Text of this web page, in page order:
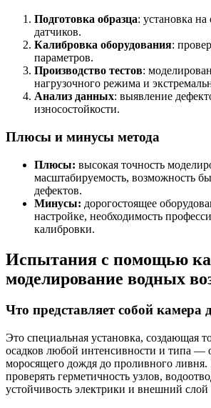
Подготовка образца: установка
датчиков.
Калибровка оборудования:
параметров.
Производство тестов:
нагрузочного режима и
Анализ данных: выявление
износостойкости.
Плюсы и минусы метода
Плюсы: высокая точность
масштабируемость, возможность
дефектов.
Минусы: дорогостоящее
настройке, необходимость
калибровки.
Испытания с помощью
моделирование водных
Что представляет собой камера
Это специальная установка, создающая
осадков любой интенсивности и типа —
моросящего дождя до проливного ливня.
проверять герметичность узлов,
устойчивость электрики и внешний